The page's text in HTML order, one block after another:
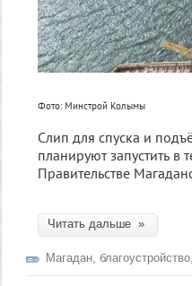
Фото: Минстрой Колымы
Слип для спуска и
планируют запустить
Правительстве
Читать дальше »
Магадан благоустройство